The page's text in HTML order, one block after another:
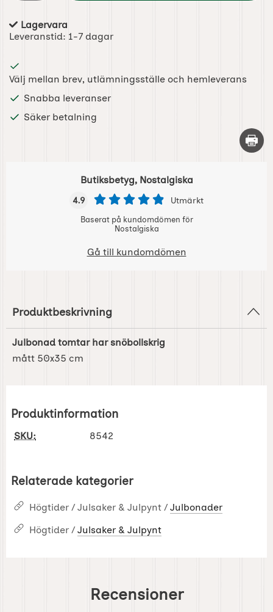
Tillgänglighet:
Lagervara
Leveranstid: 1-7 dagar
Välj mellan brev, utlämningsställe och hemleverans
Snabba leveranser
Säker betalning
Skriv
Butiksbetyg, Nostalgiska
4.9 Utmärkt
Baserat på kundomdömen för
Nostalgiska
Gå till kundomdömen
Produktbeskrivning
Julbonad tomtar har snöbollskrig
mått 50x35 cm
Produktinformation
SKU: 8542
Relaterade kategorier
Högtider / Julsaker & Julpynt / Julbonader
Högtider / Julsaker & Julpynt
Recensioner